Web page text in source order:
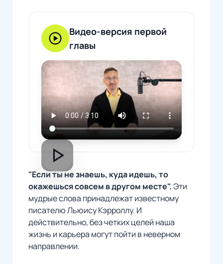
play_circle
Видео-версия первой
главы
play_arrow
"Если ты не знаешь, куда идешь, то
окажешься совсем в другом месте".Эти
мудрые слова принадлежат известному
писателю Льюису Кэрроллу. И
действительно, без четких целей наша
жизнь и карьера могут пойти в неверном
направлении.